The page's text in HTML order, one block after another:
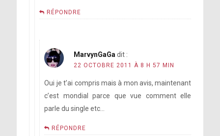
RÉPONDRE
MarvynGaGa dit :
22 OCTOBRE 2011 À 8 H 57 MIN
Oui je t’ai compris mais à mon avis, maintenant
c’est mondial parce que vue comment elle
parle du single etc…
RÉPONDRE